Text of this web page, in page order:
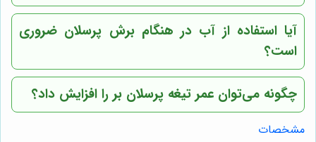
آیا استفاده از آب در هنگام برش پرسلان ضروری
است؟
چگونه می‌توان عمر تیغه پرسلان بر را افزایش داد؟
مشخصات